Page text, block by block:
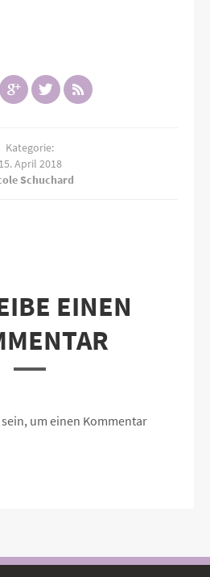
Kategorie:
15. April 2018
Schuchard
EINEN
sein, um einen Kommentar